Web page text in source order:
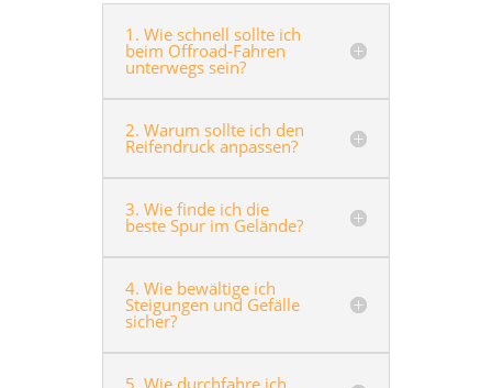
1. Wie schnell sollte ich
beim Offroad-Fahren
unterwegs sein?
2. Warum sollte ich den
Reifendruck anpassen?
3. Wie finde ich die
beste Spur im Gelände?
4. Wie bewältige ich
Steigungen und Gefälle
sicher?
5. Wie durchfahre ich